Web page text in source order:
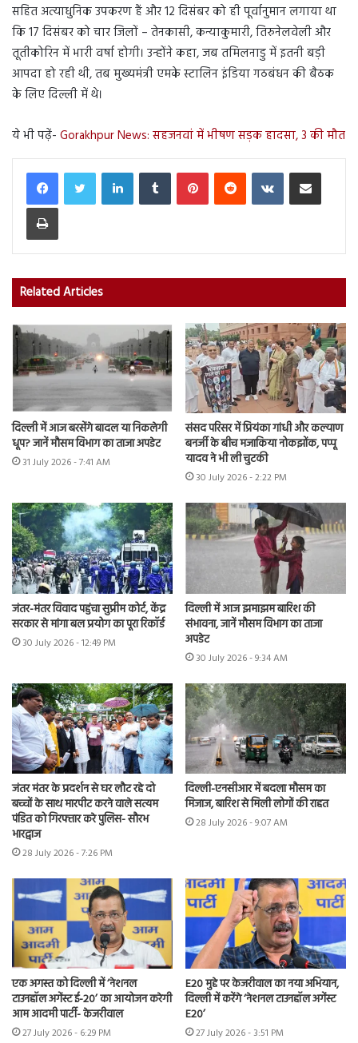
सहित अत्याधुनिक उपकरण हैं और 12 दिसंबर को ही पूर्वानुमान लगाया था
कि 17 दिसंबर को चार जिलों – तेनकासी, कन्याकुमारी, तिरुनेलवेली और
तूतीकोरिन में भारी वर्षा होगी। उन्होंने कहा, जब तमिलनाडु में इतनी बड़ी
आपदा हो रही थी, तब मुख्यमंत्री एमके स्टालिन इंडिया गठबंधन की बैठक
के लिए दिल्ली में थे।
ये भी पढ़ें- Gorakhpur News: सहजनवां में भीषण सड़क हादसा, 3 की मौत
LinkedInTumblr PinterestReddit VKontakteShare via Email
Print
Related Articles
दिल्ली में आज बरसेंगे बादल या निकलेगी
धूप? जानें मौसम विभाग का ताजा अपडेट
31 July 2026 - 7:41 AM
संसद परिसर में प्रियंका गांधी और कल्याण
बनर्जी के बीच मजाकिया नोकझोंक, पप्पू
यादव ने भी ली चुटकी
30 July 2026 - 2:22 PM
जंतर-मंतर विवाद पहुंचा सुप्रीम कोर्ट, केंद्र
सरकार से मांगा बल प्रयोग का पूरा रिकॉर्ड
30 July 2026 - 12:49 PM
दिल्ली में आज झमाझम बारिश की
संभावना, जानें मौसम विभाग का ताजा
अपडेट
30 July 2026 - 9:34 AM
जंतर मंतर के प्रदर्शन से घर लौट रहे दो
बच्चों के साथ मारपीट करने वाले सत्यम
पंडित को गिरफ्तार करे पुलिस- सौरभ
भारद्वाज
28 July 2026 - 7:26 PM
दिल्ली-एनसीआर में बदला मौसम का
मिजाज, बारिश से मिली लोगों की राहत
28 July 2026 - 9:07 AM
एक अगस्त को दिल्ली में ‘नेशनल
टाउनहॉल अगेंस्ट ई-20’ का आयोजन करेगी
आम आदमी पार्टी- केजरीवाल
27 July 2026 - 6:29 PM
E20 मुद्दे पर केजरीवाल का नया अभियान,
दिल्ली में करेंगे ‘नेशनल टाउनहॉल अगेंस्ट
E20’
27 July 2026 - 3:51 PM